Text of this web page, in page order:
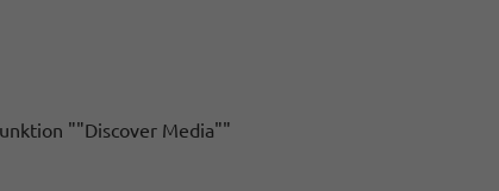
""Discover Media""